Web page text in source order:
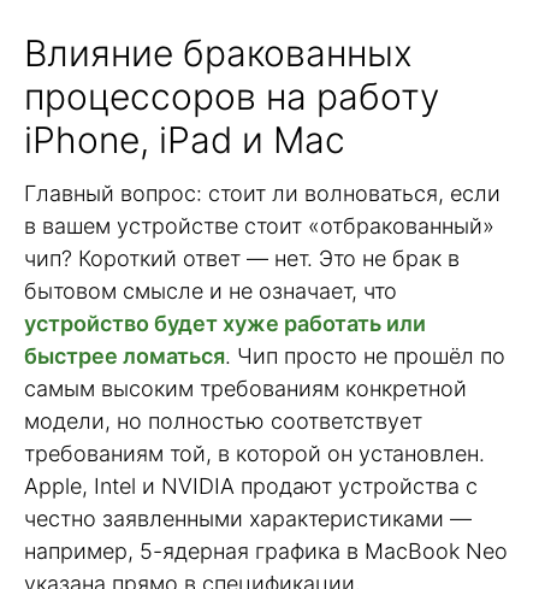
Влияние бракованных
процессоров на работу
iPhone, iPad и Mac
Главный вопрос: стоит ли волноваться, если
в вашем устройстве стоит «отбракованный»
чип? Короткий ответ — нет. Это не брак в
бытовом смысле и не означает, что
устройство будет хуже работать или
быстрее ломаться. Чип просто не прошёл по
самым высоким требованиям конкретной
модели, но полностью соответствует
требованиям той, в которой он установлен.
Apple, Intel и NVIDIA продают устройства с
честно заявленными характеристиками —
например, 5-ядерная графика в MacBook Neo
указана прямо в спецификации.